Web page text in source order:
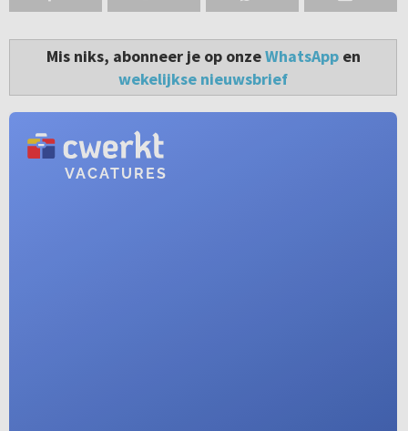
Mis niks, abonneer je op onzeWhatsAppen
wekelijkse nieuwsbrief